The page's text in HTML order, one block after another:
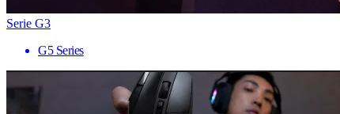
Serie G3
G5 Series